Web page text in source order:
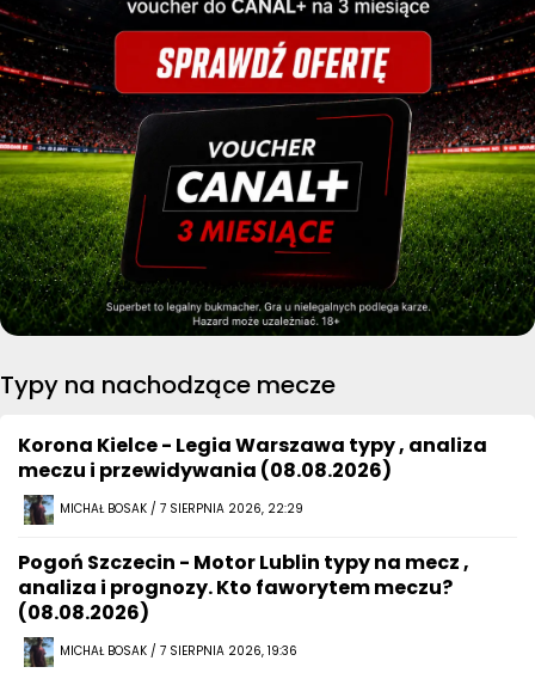
Typy na nachodzące mecze
Korona Kielce - Legia Warszawa typy , analiza
meczu i przewidywania (08.08.2026)
MICHAŁ BOSAK / 7 SIERPNIA 2026, 22:29
Pogoń Szczecin - Motor Lublin typy na mecz ,
analiza i prognozy. Kto faworytem meczu?
(08.08.2026)
MICHAŁ BOSAK / 7 SIERPNIA 2026, 19:36